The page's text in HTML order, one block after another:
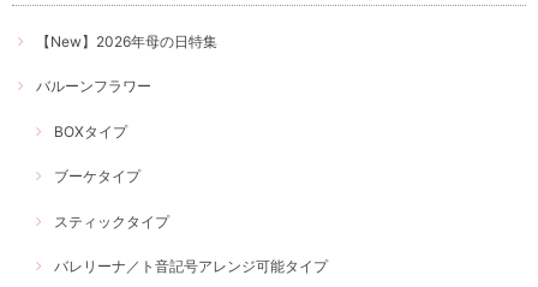
【New】2026年母の日特集
バルーンフラワー
BOXタイプ
ブーケタイプ
スティックタイプ
バレリーナ／ト音記号アレンジ可能タイプ